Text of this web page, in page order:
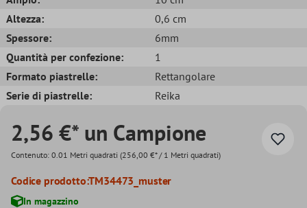
Altezza:
0,6 cm
Spessore:
6mm
Quantità per confezione:
1
Formato piastrelle:
Rettangolare
Serie di piastrelle:
Reika
2,56 €* un Campione
Contenuto: 0.01 Metri quadrati (256,00 €* / 1 Metri quadrati)
Codice prodotto:TM34473_muster
In magazzino